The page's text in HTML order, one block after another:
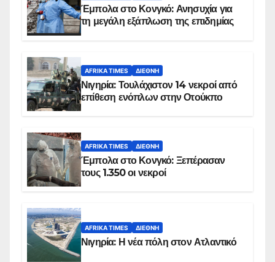
Έμπολα στο Κονγκό: Ανησυχία για
τη μεγάλη εξάπλωση της επιδημίας
AFRIKA TIMES ΔΙΕΘΝΉ
Νιγηρία: Τουλάχιστον 14 νεκροί από
επίθεση ενόπλων στην Οτούκπο
AFRIKA TIMES ΔΙΕΘΝΉ
Έμπολα στο Κονγκό: Ξεπέρασαν
τους 1.350 οι νεκροί
AFRIKA TIMES ΔΙΕΘΝΉ
Νιγηρία: Η νέα πόλη στον Ατλαντικό